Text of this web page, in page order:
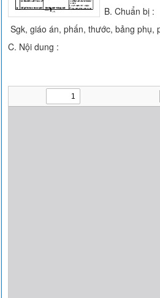
B. Chuẩn bị :
Sgk, giáo án, phấn, thước, bảng phụ,
C. Nội dung :